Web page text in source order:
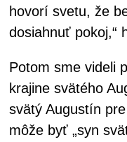
hovorí svetu, že
dosiahnuť pokoj,“
Potom sme videli
krajine svätého
svätý Augustín
môže byť „syn